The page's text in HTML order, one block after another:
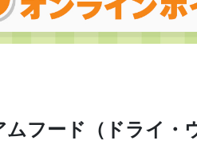
フード（ドライ・